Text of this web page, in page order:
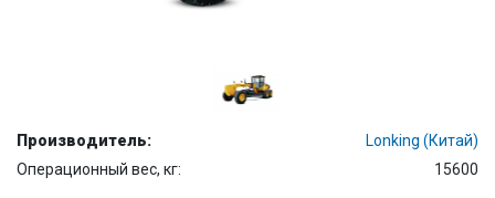
Производитель:
Lonking (Китай)
Операционный вес, кг:
15600